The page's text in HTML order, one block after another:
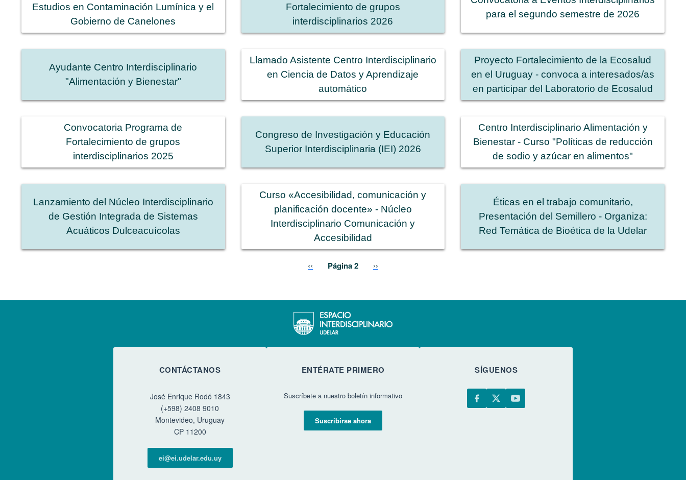
Estudios en Contaminación Lumínica y el
Gobierno de Canelones
Fortalecimiento de grupos
interdisciplinarios 2026
para el segundo semestre de 2026
Ayudante Centro Interdisciplinario
"Alimentación y Bienestar"
Llamado Asistente Centro Interdisciplinario
en Ciencia de Datos y Aprendizaje
automático
Proyecto Fortalecimiento de la Ecosalud
en el Uruguay - convoca a interesados/as
en participar del Laboratorio de Ecosalud
Convocatoria Programa de
Fortalecimiento de grupos
interdisciplinarios 2025
Congreso de Investigación y Educación
Superior Interdisciplinaria (IEI) 2026
Centro Interdisciplinario Alimentación y
Bienestar - Curso "Políticas de reducción
de sodio y azúcar en alimentos"
Lanzamiento del Núcleo Interdisciplinario
de Gestión Integrada de Sistemas
Acuáticos Dulceacuícolas
Curso «Accesibilidad, comunicación y
planificación docente» - Núcleo
Interdisciplinario Comunicación y
Accesibilidad
Éticas en el trabajo comunitario,
Presentación del Semillero - Organiza:
Red Temática de Bioética de la Udelar
Página anterior
‹‹ Página 2 Siguiente página
››
CONTÁCTANOS
José Enrique Rodó 1843
(+598) 2408 9010
Montevideo, Uruguay
CP 11200
ei@ei.udelar.edu.uy
ENTÉRATE PRIMERO
Suscríbete a nuestro boletín informativo
Suscribirse ahora
SÍGUENOS